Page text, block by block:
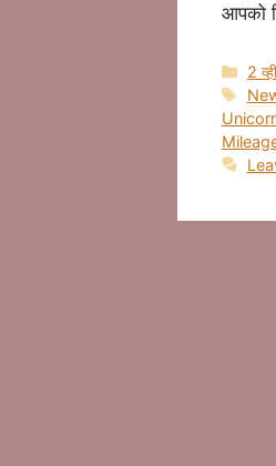
आपको
2